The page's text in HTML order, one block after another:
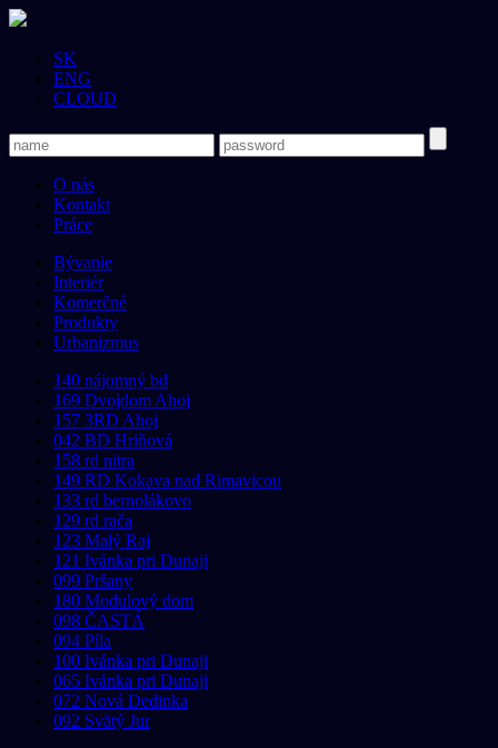
SK
ENG
CLOUD
O nás
Kontakt
Práce
Bývanie
Interiér
Komerčné
Produkty
Urbanizmus
140 nájomný bd
169 Dvojdom Ahoj
157 3RD Ahoj
042 BD Hriňová
158 rd nitra
149 RD Kokava nad Rimavicou
133 rd bernolákovo
129 rd rača
123 Malý Raj
121 Ivánka pri Dunaji
099 Pršany
180 Modulový dom
098 ČASTÁ
094 Píla
100 Ivánka pri Dunaji
065 Ivánka pri Dunaji
072 Nová Dedinka
092 Svätý Jur